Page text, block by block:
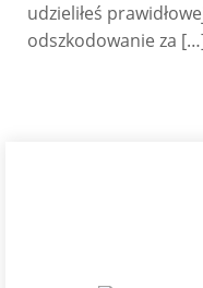
udzieliłeś
odszkodowanie za